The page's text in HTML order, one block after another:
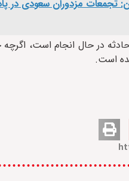
مزدوران سعودی در
در حال انجام است،
است.